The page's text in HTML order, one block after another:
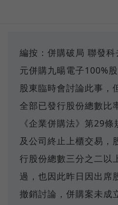
編按：併購破局 聯發
元併購九暘電子100%
股東臨時會討論此事，
全部已發行股份總數比
《企業併購法》第29
及公司終止上櫃交易，
行股份總數三分之二以
過，也因此昨日因出席
撤銷討論，併購案未成